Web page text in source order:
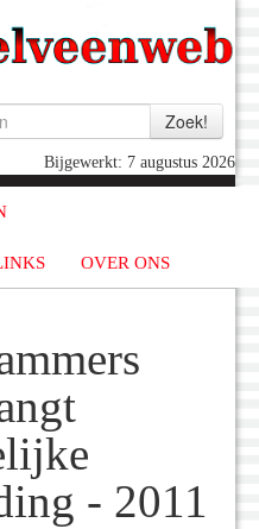
Bijgewerkt: 7 augustus 2026
OVER ONS
- 2011